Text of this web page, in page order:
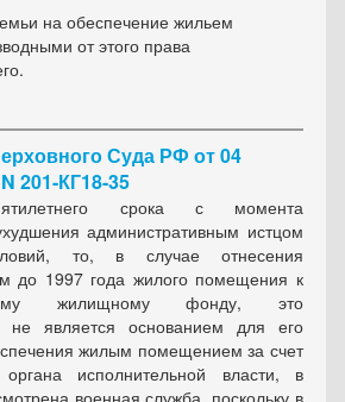
на обеспечение жильем
от этого права
Суда РФ от 04
201-КГ18-35
срока с момента
административным истцом
то, в случае отнесения
до 1997 года жилого помещения к
жилищному фонду, это
не является основанием для его
жилым помещением за счет
исполнительной власти, в